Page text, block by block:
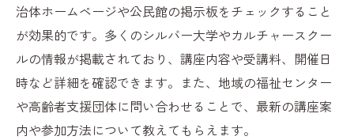
治体ホームページや公民館の掲示板をチェックすること
が効果的です。多くのシルバー大学やカルチャースクー
ルの情報が掲載されており、講座内容や受講料、開催日
時など詳細を確認できます。また、地域の福祉センター
や高齢者支援団体に問い合わせることで、最新の講座案
内や参加方法について教えてもらえます。